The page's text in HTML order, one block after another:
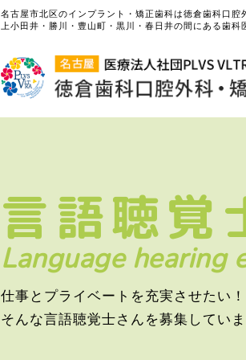
名古屋市北区のインプラント・矯正歯科は徳倉歯科口腔
上小田井・勝川・豊山町・黒川・春日井の間にある歯科
言語聴覚
Language hearing
仕事とプライベートを充実させたい！
そんな言語聴覚士さんを募集してい